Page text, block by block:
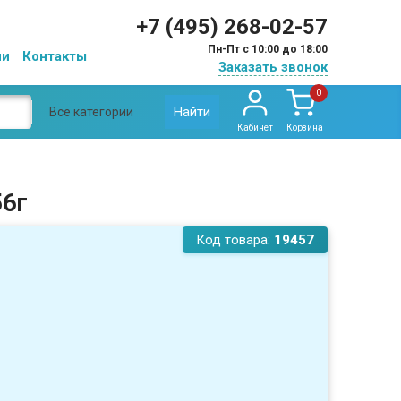
Контакты
+7 (495) 268-02-57
Пн-Пт с 10:00 до 18:00
Заказать звонок
Все категории Найти
Кабинет
0
Корзина
Код товара: 19457